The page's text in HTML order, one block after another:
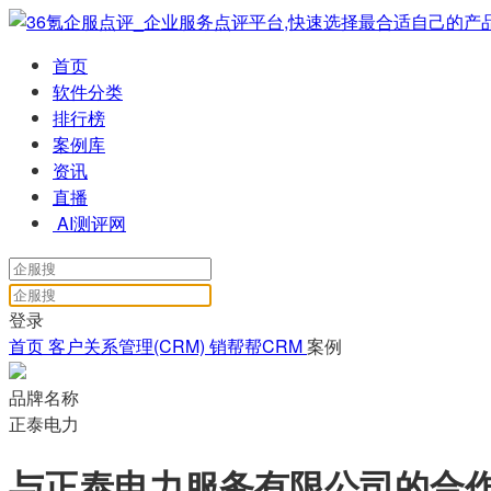
首页
软件分类
排行榜
案例库
资讯
直播
AI测评网
登录
首页客户关系管理(CRM) 销帮帮CRM案例
品牌名称
正泰电力